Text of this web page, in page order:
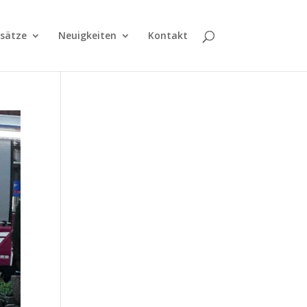
Neuigkeiten Kontakt